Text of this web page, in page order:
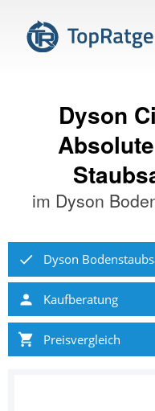
Dyson
im Dyson
Dyson
Kaufberatung
Preisvergleich